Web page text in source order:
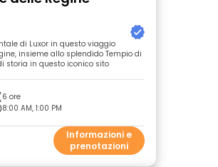
di Luxor in questo viaggio
insieme allo splendido Tempio di
storia in questo iconico sito
6 ore
8:00 AM, 1:00 PM
Informazioni e
prenotazioni